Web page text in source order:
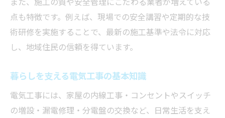
点も特徴です。例えば、現場での安全講習や定期的な技
術研修を実施することで、最新の施工基準や法令に対応
し、地域住民の信頼を得ています。
暮らしを支える電気工事の基本知識
電気工事には、家屋の内線工事・コンセントやスイッチ
の増設・漏電修理・分電盤の交換など、日常生活を支え